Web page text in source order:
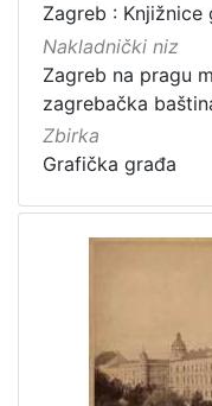
Zagreb : Knjižnice
Nakladnički niz
Zagreb na pragu
zagrebačka
Zbirka
Grafička građa